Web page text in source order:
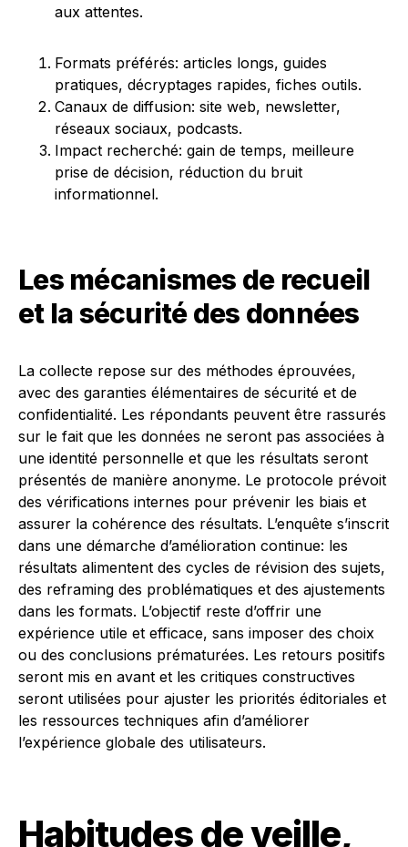
aux attentes.
Formats préférés: articles longs, guides
pratiques, décryptages rapides, fiches outils.
Canaux de diffusion: site web, newsletter,
réseaux sociaux, podcasts.
Impact recherché: gain de temps, meilleure
prise de décision, réduction du bruit
informationnel.
Les mécanismes de recueil
et la sécurité des données
La collecte repose sur des méthodes éprouvées,
avec des garanties élémentaires de sécurité et de
confidentialité. Les répondants peuvent être rassurés
sur le fait que les données ne seront pas associées à
une identité personnelle et que les résultats seront
présentés de manière anonyme. Le protocole prévoit
des vérifications internes pour prévenir les biais et
assurer la cohérence des résultats. L’enquête s’inscrit
dans une démarche d’amélioration continue: les
résultats alimentent des cycles de révision des sujets,
des reframing des problématiques et des ajustements
dans les formats. L’objectif reste d’offrir une
expérience utile et efficace, sans imposer des choix
ou des conclusions prématurées. Les retours positifs
seront mis en avant et les critiques constructives
seront utilisées pour ajuster les priorités éditoriales et
les ressources techniques afin d’améliorer
l’expérience globale des utilisateurs.
Habitudes de veille,